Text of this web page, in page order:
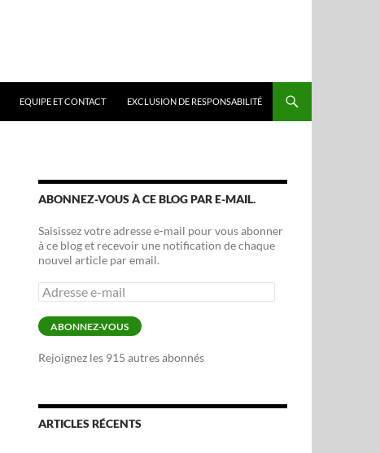
EQUIPE ET CONTACT EXCLUSION DE RESPONSABILITÉ
ABONNEZ-VOUS À CE BLOG PAR E-MAIL.
Saisissez votre adresse e-mail pour vous abonner
à ce blog et recevoir une notification de chaque
nouvel article par email.
Adresse
e-
mail
ABONNEZ-VOUS
Rejoignez les 915 autres abonnés
ARTICLES RÉCENTS